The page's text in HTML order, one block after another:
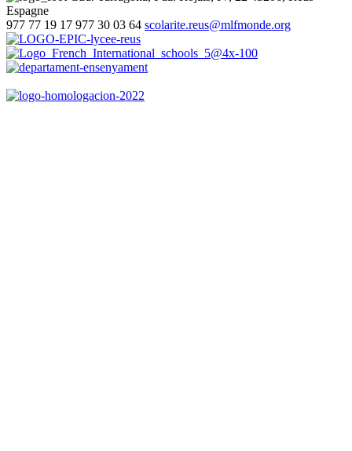
Espagne
977 77 19 17 977 30 03 64 scolarite.reus@mlfmonde.org